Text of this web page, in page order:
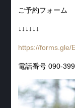
ご予約フォーム
↓↓↓↓↓↓
https://forms.gle/
電話番号 090-